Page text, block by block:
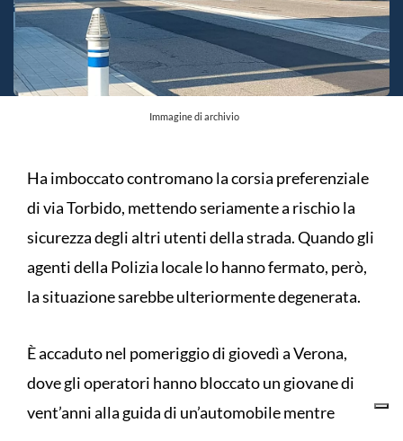
Immagine di archivio
Ha imboccato contromano la corsia preferenziale
di via Torbido, mettendo seriamente a rischio la
sicurezza degli altri utenti della strada. Quando gli
agenti della Polizia locale lo hanno fermato, però,
la situazione sarebbe ulteriormente degenerata.
È accaduto nel pomeriggio di giovedì a Verona,
dove gli operatori hanno bloccato un giovane di
vent’anni alla guida di un’automobile mentre